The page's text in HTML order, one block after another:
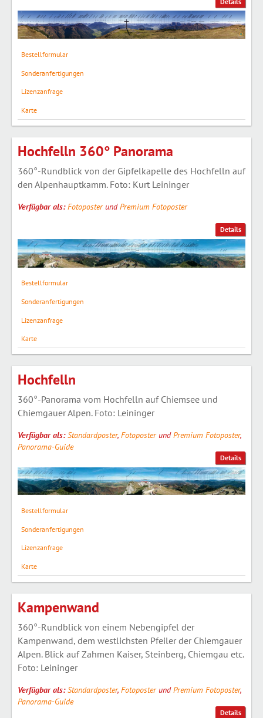
Bestellformular
Sonderanfertigungen
Lizenzanfrage
Karte
Details
Hochfelln 360° Panorama
360°-Rundblick von der Gipfelkapelle des Hochfelln auf
den Alpenhauptkamm. Foto: Kurt Leininger
Verfügbar als:FotoposterundPremium Fotoposter
Bestellformular
Sonderanfertigungen
Lizenzanfrage
Karte
Details
Hochfelln
360°-Panorama vom Hochfelln auf Chiemsee und
Chiemgauer Alpen. Foto: Leininger
Verfügbar als:Standardposter, FotoposterundPremium Fotoposter,
Panorama-Guide
Bestellformular
Sonderanfertigungen
Lizenzanfrage
Karte
Details
Kampenwand
360°-Rundblick von einem Nebengipfel der
Kampenwand, dem westlichsten Pfeiler der Chiemgauer
Alpen. Blick auf Zahmen Kaiser, Steinberg, Chiemgau etc.
Foto: Leininger
Verfügbar als:Standardposter, FotoposterundPremium Fotoposter,
Panorama-Guide